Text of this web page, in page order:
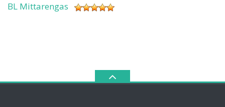
BL Mittarengas